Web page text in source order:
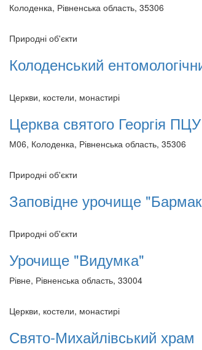
Колоденка, Рівненська область, 35306
Природні об'єкти
Колоденський
Церкви, костели, монастирі
Церква святого Георгія ПЦУ
М06, Колоденка, Рівненська область, 35306
Природні об'єкти
Заповідне урочище
Природні об'єкти
Урочище "Видумка"
Рівне, Рівненська область, 33004
Церкви, костели, монастирі
Свято-Михайлівський храм